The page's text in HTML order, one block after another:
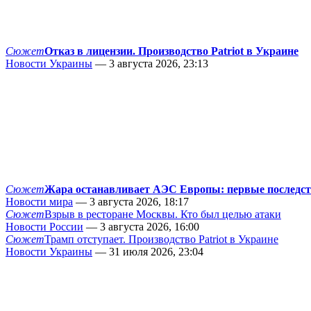
СюжетОтказ в лицензии. Производство Patriot в Украине
Новости Украины — 3 августа 2026, 23:13
СюжетЖара останавливает АЭС Европы: первые
Новости мира — 3 августа 2026, 18:17
СюжетВзрыв в ресторане Москвы. Кто был целью атаки
Новости России — 3 августа 2026, 16:00
СюжетТрамп отступает. Производство Patriot в Украине
Новости Украины — 31 июля 2026, 23:04